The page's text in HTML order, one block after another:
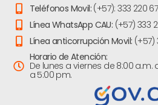
Teléfonos Movil: (+57): 333 220
Línea WhatsApp CAU: (+57) 333
Línea anticorrupción Movil: (+57)
Horario de Atención:
De lunes a viernes de 8:00 a.m.
a 5:00 pm.